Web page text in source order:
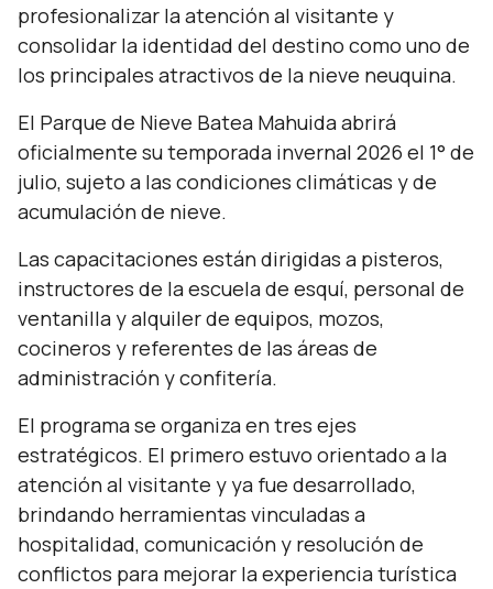
profesionalizar la atención al visitante y
consolidar la identidad del destino como uno de
los principales atractivos de la nieve neuquina.
El Parque de Nieve Batea Mahuida abrirá
oficialmente su temporada invernal 2026 el 1° de
julio, sujeto a las condiciones climáticas y de
acumulación de nieve.
Las capacitaciones están dirigidas a pisteros,
instructores de la escuela de esquí, personal de
ventanilla y alquiler de equipos, mozos,
cocineros y referentes de las áreas de
administración y confitería.
El programa se organiza en tres ejes
estratégicos. El primero estuvo orientado a la
atención al visitante y ya fue desarrollado,
brindando herramientas vinculadas a
hospitalidad, comunicación y resolución de
conflictos para mejorar la experiencia turística